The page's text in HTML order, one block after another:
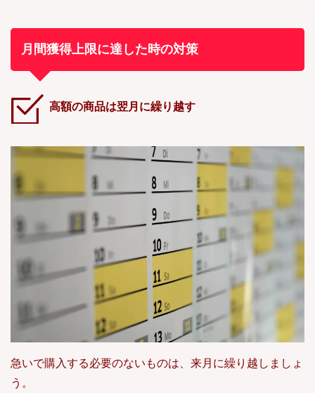
月間獲得上限に達した時の対策
高額の商品は翌月に繰り越す
急いで購入する必要のないものは、来月に繰り越しましょ
う。